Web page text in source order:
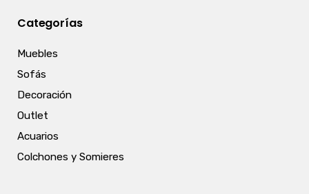
Categorías
Muebles
Sofás
Decoración
Outlet
Acuarios
Colchones y Somieres